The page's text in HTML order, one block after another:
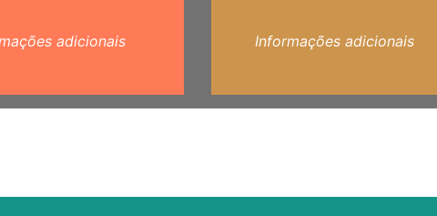
adicionais Informações adicionais